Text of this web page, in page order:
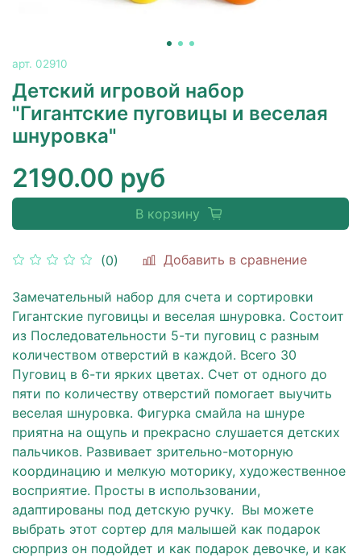
арт. 02910
Детский игровой набор
"Гигантские пуговицы и веселая
шнуровка"
(0) Добавить в сравнение
2190.00 руб
В корзину
Замечательный набор для счета и сортировки
Гигантские пуговицы и веселая шнуровка. Состоит
из Последовательности 5-ти пуговиц с разным
количеством отверстий в каждой. Всего 30
Пуговиц в 6-ти ярких цветах. Счет от одного до
пяти по количеству отверстий помогает выучить
веселая шнуровка. Фигурка смайла на шнуре
приятна на ощупь и прекрасно слушается детских
пальчиков. Развивает зрительно-моторную
координацию и мелкую моторику, художественное
восприятие. Просты в использовании,
адаптированы под детскую ручку. Вы можете
выбрать этот сортер для малышей как подарок
сюрприз он подойдет и как подарок девочке, и как